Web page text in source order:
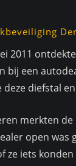
2011
bij een
diefstal
merkten
open was
ze iets